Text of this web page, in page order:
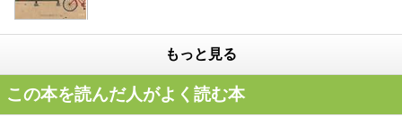
もっと見る
この本を読んだ人がよく読む本